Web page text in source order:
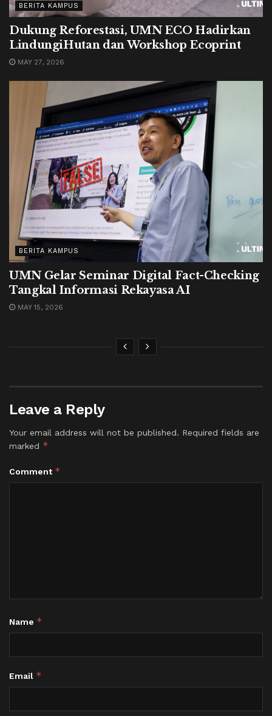
BERITA KAMPUS
Dukung Reforestasi, UMN ECO Hadirkan
LindungiHutan dan Workshop Ecoprint
MAY 27, 2026
BERITA KAMPUS
UMN Gelar Seminar Digital Fact-Checking
Tangkal Informasi Rekayasa AI
MAY 15, 2026
Leave a Reply
Your email address will not be published. Required fields are
marked *
Comment *
Name *
Email *